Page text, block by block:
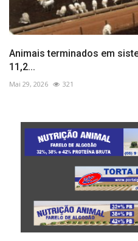
Animais terminados em
11,2...
Mai 29, 2026 321